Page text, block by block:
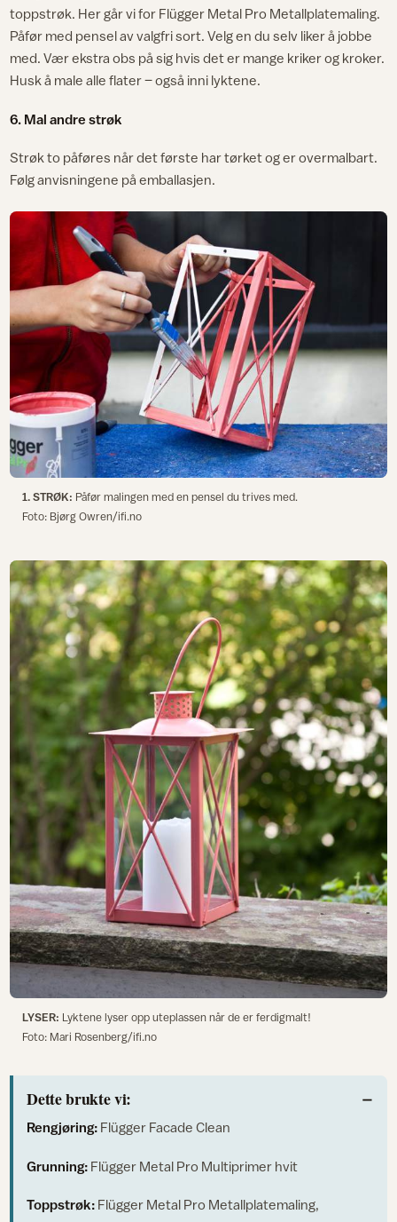
toppstrøk. Her går vi for Flügger Metal Pro Metallplatemaling.
Påfør med pensel av valgfri sort. Velg en du selv liker å jobbe
med. Vær ekstra obs på sig hvis det er mange kriker og kroker.
Husk å male alle flater – også inni lyktene.
6. Mal andre strøk
Strøk to påføres når det første har tørket og er overmalbart.
Følg anvisningene på emballasjen.
1. STRØK: Påfør malingen med en pensel du trives med.
Foto: Bjørg Owren/ifi.no
LYSER: Lyktene lyser opp uteplassen når de er ferdigmalt!
Foto: Mari Rosenberg/ifi.no
Dette brukte vi:
Rengjøring: Flügger Facade Clean
Grunning: Flügger Metal Pro Multiprimer hvit
Toppstrøk: Flügger Metal Pro Metallplatemaling,